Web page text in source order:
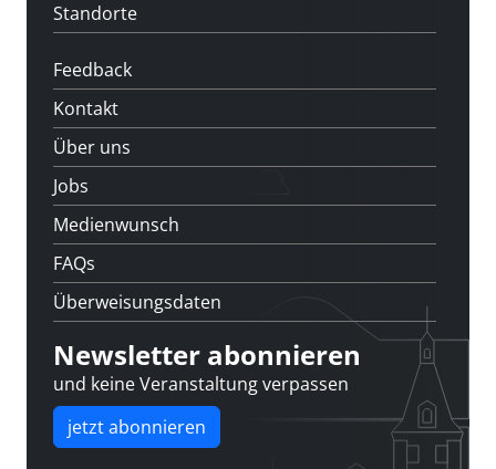
Standorte
Feedback
Kontakt
Über uns
Jobs
Medienwunsch
FAQs
Überweisungsdaten
Newsletter abonnieren
und keine Veranstaltung verpassen
jetzt abonnieren